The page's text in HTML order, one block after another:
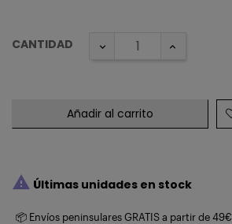
CANTIDAD
Añadir al carrito
 Últimas unidades en stock
📦 Envíos peninsulares GRATIS a partir de 49€